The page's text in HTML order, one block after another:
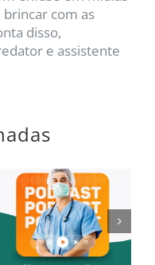
brincar com as
disso,
e assistente